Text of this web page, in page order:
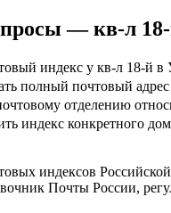
— кв-л
индекс у кв-л 18-й в
полный почтовый
отделению
индекс конкретного
индексов
Почты России,